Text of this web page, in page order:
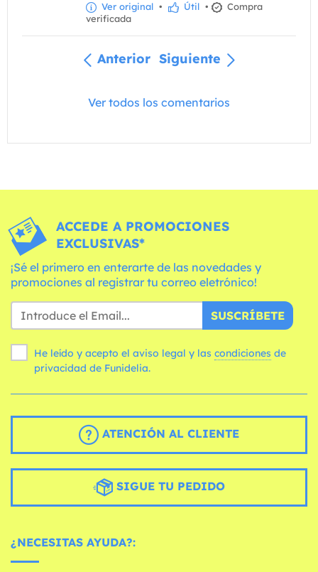
Ver original • Útil •
Compra
verificada
Anterior Siguiente
Ver todos los comentarios
ACCEDE A PROMOCIONES
EXCLUSIVAS*
¡Sé el primero en enterarte de las novedades y
promociones al registrar tu correo eletrónico!
SUSCRÍBETE
He leído y acepto el aviso legal y las condiciones
privacidad de Funidelia.
ATENCIÓN AL CLIENTE
SIGUE TU PEDIDO
¿NECESITAS AYUDA?: